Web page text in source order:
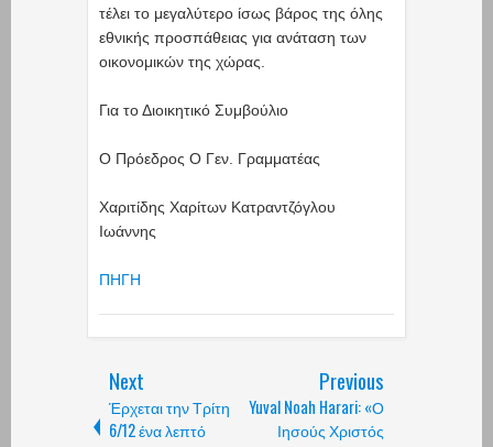
τέλει το μεγαλύτερο ίσως βάρος της όλης
εθνικής προσπάθειας για ανάταση των
οικονομικών της χώρας.
Για το Διοικητικό Συμβούλιο
Ο Πρόεδρος Ο Γεν. Γραμματέας
Χαριτίδης Χαρίτων Κατραντζόγλου
Ιωάννης
ΠΗΓΗ
Next
Έρχεται την Τρίτη
6/12 ένα λεπτό
Previous
Yuval Noah Harari: «Ο
Ιησούς Χριστός